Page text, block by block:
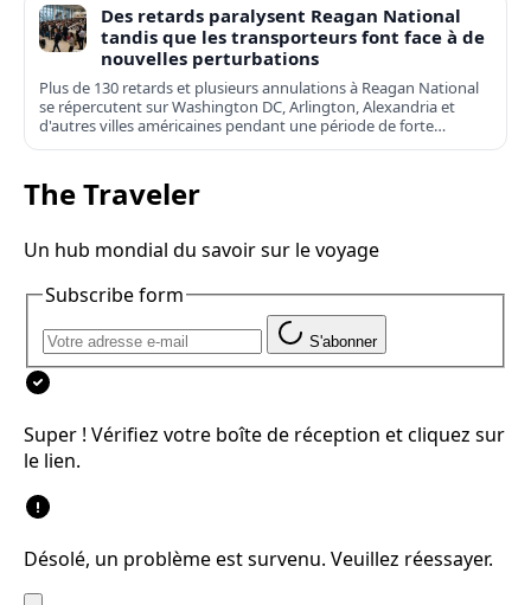
Des retards paralysent Reagan National
tandis que les transporteurs font face à de
nouvelles perturbations
Plus de 130 retards et plusieurs annulations à Reagan National
se répercutent sur Washington DC, Arlington, Alexandria et
d'autres villes américaines pendant une période de forte
affluence.
The Traveler
Un hub mondial du savoir sur le voyage
Subscribe form
S'abonner
Super ! Vérifiez votre boîte de réception et cliquez sur
le lien.
Désolé, un problème est survenu. Veuillez réessayer.